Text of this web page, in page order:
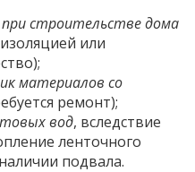
строительстве дома
или
материалов со
ремонт);
вод, вследствие
ленточного
подвала.